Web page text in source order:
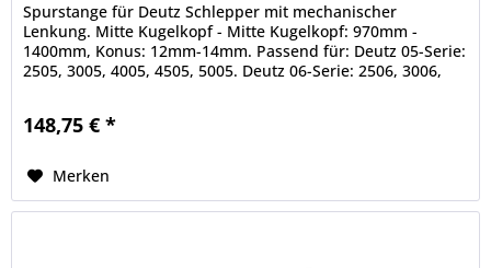
Spurstange für Deutz Schlepper mit mechanischer
Lenkung. Mitte Kugelkopf - Mitte Kugelkopf: 970mm -
1400mm, Konus: 12mm-14mm. Passend für: Deutz 05-Serie:
2505, 3005, 4005, 4505, 5005. Deutz 06-Serie: 2506, 3006,
148,75 € *
Merken